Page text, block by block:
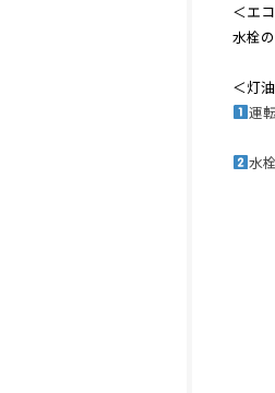
＜エ
水栓
＜灯
運
水